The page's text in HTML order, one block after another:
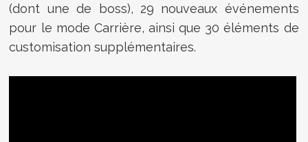
(dont une de boss), 29 nouveaux événements
pour le mode Carrière, ainsi que 30 éléments de
customisation supplémentaires.